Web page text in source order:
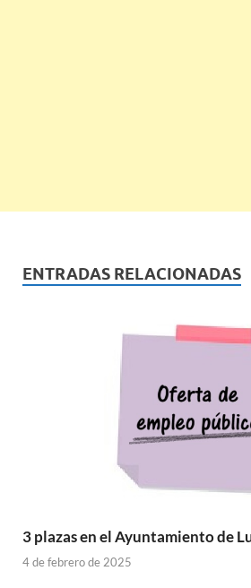
ENTRADAS RELACIONADAS
3 plazas en el Ayuntamiento de
4 de febrero de 2025